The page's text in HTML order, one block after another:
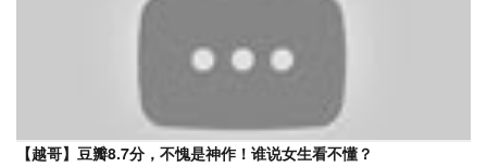
【越哥】豆瓣8.7分，不愧是神作！谁说女生看不懂？